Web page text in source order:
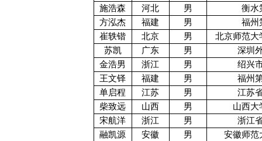
施浩森
河北 男
衡水
方泓杰
福建 男
福州
崔轶锴
北京 男
北京师范大
苏凯
广东 男
深圳
金浩男
浙江 男
绍兴
王文铎
福建 男
福州
单启程
江苏 男
江苏
柴致远
山西 男
山西大
宋航洋
浙江 男
浙江
融凯源
安徽 男
安徽师范